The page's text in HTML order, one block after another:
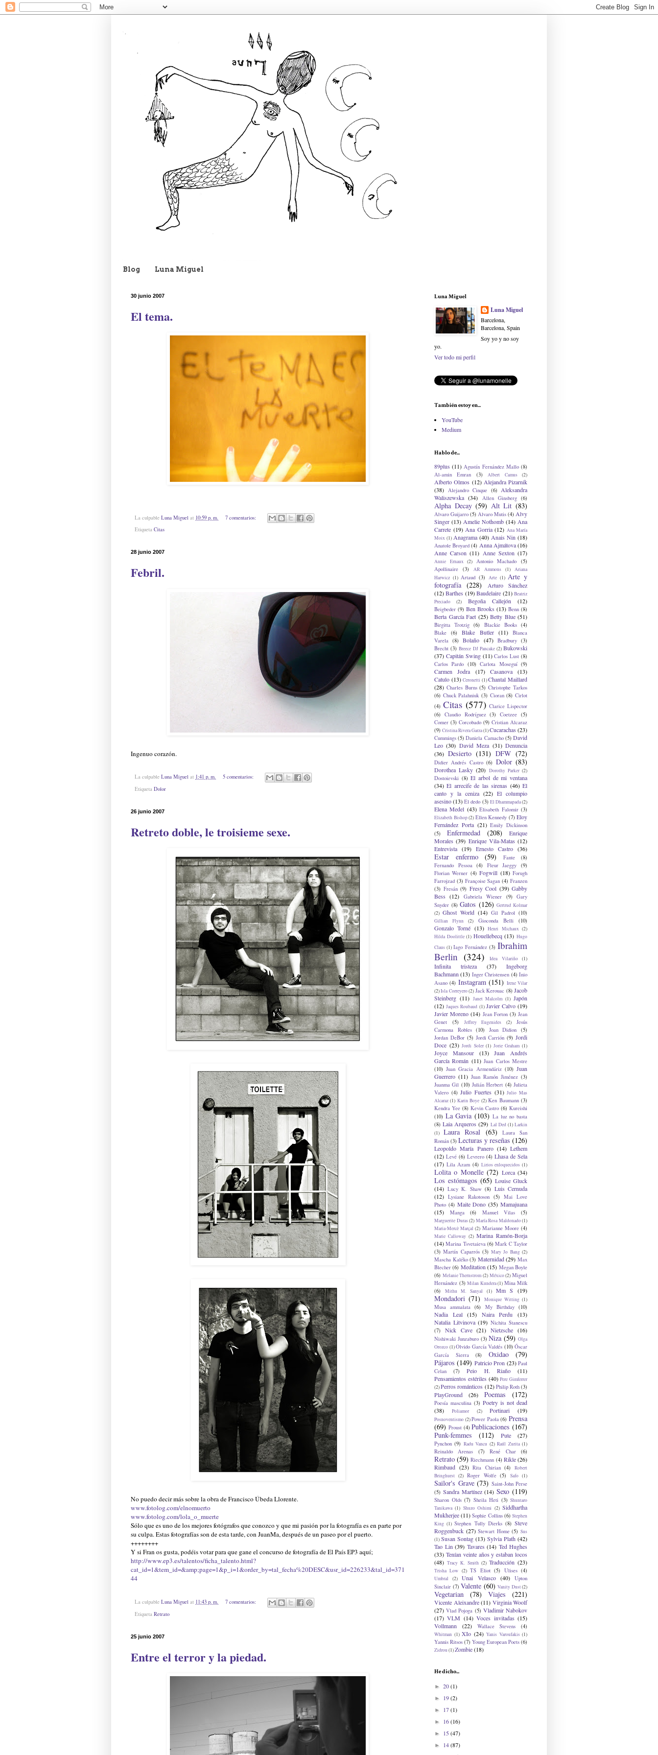
Blog Luna Miguel
30 junio 2007
El tema.
La culpable Luna Miguel at 10:59 p. m.
7 comentarios:
Etiqueta Citas
28 junio 2007
Febril.
Ingenuo corazón.
La culpable Luna Miguel at 1:41 p. m.
5 comentarios:
Etiqueta Dolor
26 junio 2007
Retreto doble, le troisieme sexe.
No puedo decir más sobre la obra de Francisco Úbeda Llorente.
www.fotolog.com/elnomuerto
www.fotolog.com/lola_o_muerte
Sólo que es uno de los mejores fotógrafos que conozco y que mi pasión por la fotografía es en parte por
su culpa. Estas fotografías son de esta tarde, con JuanMa, después de un paseo por el puerto.
++++++++
Y si Fran os gusta, podéis votar para que gane el concurso de fotografía de El País EP3 aquí;
http://www.ep3.es/talentos/ficha_talento.html?
cat_id=1&tem_id=&amp;page=1&p_i=1&order_by=tal_fecha%20DESC&usr_id=226233&tal_id=371
44
La culpable Luna Miguel at 11:43 p. m.
7 comentarios:
Etiqueta Retrato
25 junio 2007
Entre el terror y la piedad.
Luna Miguel
Luna Miguel
Barcelona,
Barcelona, Spain
Soy yo y no soy
yo.
Ver todo mi perfil
También estoy en...
YouTube
Medium
Hablo de...
89plus (11) Agustín Fernández Mallo (8)
Al-amin Emran
(3) Albert Camus (2)
Alberto Olmos (12) Alejandra Pizarnik
(38)
Alejandro Cinque (6)
Aleksandra
Waliszewska (34) Allen Ginsberg (6)
Alpha Decay (59) Alt Lit (83)
Alvaro Guijarro (5) Alvaro Mutis (4) Alvy
Singer (13) Amelie Nothomb (14) Ana
Carrete (19) Ana Gorria (12) Ana María
Moix (1) Anagrama (40) Anais Nin (18)
Anatole Broyard (4) Anna Ajmátova (16)
Anne Carson (11) Anne Sexton (17)
Annie Ernaux (2) Antonio Machado
(5)
Apollinaire
(3) AR Ammons (1)
Ariana
Harwicz (1) Artaud (3) Arte (1) Arte y
fotografía (228)
Arturo Sánchez
(12) Barthes (19) Baudelaire (21) Beatriz
Preciado
(2) Begoña Callejón (12)
Beigbeder (9) Ben Brooks (13) Benn (8)
Berta García Faet (25) Betty Blue (51)
Birgitta Trotzig (6) Blackie Books (4)
Blake
(6) Blake Butler (11)
Blanca
Varela
(8) Bolaño (47) Bradbury (3)
Brecht (3) Breece DJ Pancake (2) Bukowski
(37) Capitán Swing (11) Carlos Lust (8)
Carlos Pardo (10) Carlota Moseguí (9)
Carmen Jodra (17) Casanova
(13)
Catulo (13) Ceronetti (1) Chantal Maillard
(28) Charles Burns (5) Christophe Tarkos
(6) Chuck Palahniuk (3) Cioran (8) Cirlot
(4) Citas (577) Clarice Lispector
(6)
Claudio Rodríguez (3) Coetzee (5)
Comer (3) Corcobado (9) Cristian Alcaraz
(9) Cristina Rivera Garza(1)Cucarachas (23)
Cummings (5) Daniela Camacho (5) David
Leo (30) David Meza (31) Denuncia
(36) Desierto (131) DFW (72)
Didier Andrés Castro (6) Dolor (83)
Dorothea Lasky (20) Dorothy Parker (2)
Dostoievski (8) El arbol de mi ventana
(34) El arrecife de las sirenas (46) El
canto y la ceniza (22) El columpio
asesino(13) El dedo (3) El Dhammapada(2)
Elena Medel (43) Elisabeth Falomir (3)
Elizabeth Bishop(2) Ellen Kennedy (7) Eloy
Fernández Porta (21) Emily Dickinson
(5)
Enfermedad (208)
Enrique
Morales (39) Enrique Vila-Matas (12)
Entrevista (19) Ernesto Castro (36)
Estar enfermo (59) Fante
(8)
Fernando Pessoa
(4) Fleur Jaeggy
(9)
Florian Werner (4) Fogwill (18) Forugh
Farrojzad (3) Françoise Sagan (4) Franzen
(3) Fresán (9) Fresy Cool (39) Gabby
Bess (12) Gabriela Wiener (9)
Gary
Snyder (8) Gatos (126) Gertrud Kolmar
(2) Ghost World (14) Gil Padrol (10)
Gillian Flynn (2) Gioconda Belli (10)
Gonzalo Torné (13) Henri Michaux (2)
Hilda Doolittle (1) Houellebecq (13) Hugo
Claus (1) Iago Fernández (3) Ibrahim
Berlin (324) Idea Vilariño (1)
Infinita tristeza (37)
Ingeborg
Bachmann (13) Inger Christensen (4) Inio
Asano (4) Instagram (151) Irene Vilar
(2)Isla Correyero(2) Jack Kerouac (8) Jacob
Steinberg (11) Janet Malcolm (1) Japón
(12) Jaques Roubaud (1) Javier Calvo (19)
Javier Moreno (14) Jean Forton (3) Jean
Genet
(5) Jeffrey Eugenides (2)
Jesús
Carmona Robles
(10) Joan Didion
(5)
Jordan DeBor (5) Jordi Carrión (9) Jordi
Doce (23) Jordi Soler (1) Jorie Graham (1)
Joyce Mansour (13)
Juan Andrés
García Román (11) Juan Carlos Mestre
(10) Juan Gracia Armendáriz (10) Juan
Guerrero (11) Juan Ramón Jiménez (3)
Juanma Gil (10) Julián Herbert (4) Julieta
Valero (4) Julio Fuertes (31) Julio Mas
Alcaraz (1) Karin Boye (2) Ken Baumann (3)
Kendra Yee (8) Kevin Castro (6) Kureishi
(10) La Gavia (103) La luz no basta
(8) Laia Arqueros (29) Lal Ded (1) Larkin
(1)
Laura Rosal (63)
Laura San
Román (3) Lecturas y reseñas (126)
Leopoldo María Panero (14) Lethem
(12) Levé (6) Levrero (4) Lhasa de Sela
(17) Lila Azam (4) Lirios enloquecidos (1)
Lolita o Monelle (72) Lorca (34)
Los estómagos (65) Louise Gluck
(14) Lucy K. Shaw (8) Luis Cernuda
(12) Lysiane Rakotoson (5)
Mai Love
Photo (4) Maite Dono (35) Mamajuana
(15)
Manga (6) Manuel Vilas (5)
Marguerite Duras(2) María Rosa Maldonado(1)
Maria-Mercè Marçal (2) Marianne Moore (4)
Marie Calloway (2) Marina Ramón-Borja
(14) Marina Tsvetaieva (6) Mark C Taylor
(3) Martín Caparrós (3) Mary Jo Bang (2)
Mascha Kaléko (3) Maternidad (29) Max
Blecher (6) Meditation (15) Megan Boyle
(6) Melanie Thernstrom (2) México (2) Miguel
Hernández (3) Milan Kundera(1) Mina Milk
(6)
Mithu M. Sanyal (1) Mm S (19)
Mondadori (71) Monique Witting (1)
Musa ammalata (6) My Birthday (10)
Nadia Leal (15) Naira Perdu
(13)
Natalia Litvinova (19) Nichita Stanescu
(7)
Nick Cave (21) Nietzsche (16)
Nishiwaki Junzaburo (3) Niza (59) Olga
Orozco (1)Olvido García Valdés (10) Óscar
García Sierra
(8) Oxidao
(79)
Pájaros (149) Patricio Pron (23) Paul
Celan
(7) Peio H. Riaño
(11)
Pensamientos estériles (40) Pere Gimferrer
(2)Perros románticos (12) Philip Roth (3)
PlayGround (26) Poemas (172)
Poesía masculina (3) Poetry is not dead
(38)
Poliamor (2) Portinari (19)
Posnoventismo (2) Power Paola (6) Prensa
(69) Proust (4) Publicaciones (167)
Punk-femmes
(112) Pute (27)
Pynchon (9) Radu Vancu (2) Raúl Zurita (1)
Reinaldo Arenas (7) René Char (6)
Retrato (59) Riechmann (4) Rikle (26)
Rimbaud (23) Rita Chirian (4)
Robert
Bringhurst (2) Roger Wolfe (5) Safo (1)
Sailor's Grave (73) Saint-John Perse
(5) Sandra Martínez (14) Sexo (119)
Sharon Olds (7) Sheila Heti (3) Shuntaro
Tanikawa (1) Shuzo Oshimi (2) Siddhartha
Mukherjee (11) Sophie Collins (6) Stephen
King (1) Stephen Tully Dierks (8) Steve
Roggenbuck (27) Stewart Home (5) Sus
(1) Susan Sontag (13) Sylvia Plath (42)
Tao Lin (39) Tavares (14) Ted Hughes
(33) Tenían veinte años y estaban locos
(48) Tracy K. Smith (2) Traducción (23)
Trisha Low (2) TS Eliot (5) Ulises (4)
Umbral (2) Unai Velasco (40)
Upton
Sinclair (7) Valente (60) Vanity Dust(2)
Vegetarian (78) Viajes (221)
Vicente Aleixandre (11) Virginia Woolf
(27) Vlad Pojoga (5) Vladimir Nabokov
(17) VLM (14) Voces invitadas (15)
Vollmann
(22) Wallace Stevens (4)
Whitman (1) XIo (24) Yanis Varoufakis (1)
Yannis Ritsos (7) Young European Poets (6)
Zidrou(1)Zombie(18)
He dicho...
► 20(1)
► 19(2)
► 17(1)
► 16(16)
► 15(47)
► 14(87)